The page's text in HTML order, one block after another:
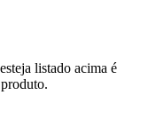
listado acima é